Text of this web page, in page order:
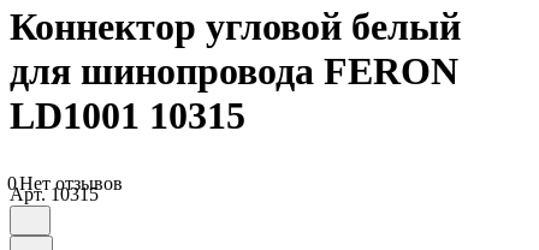
Коннектор угловой белый
для шинопровода FERON
LD1001 10315
0Нет отзывов
Арт.10315